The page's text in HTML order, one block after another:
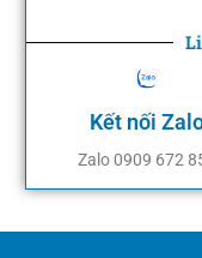
Kết nối
Zalo 0909 672